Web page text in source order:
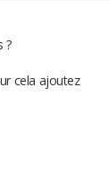
?
cela ajoutez